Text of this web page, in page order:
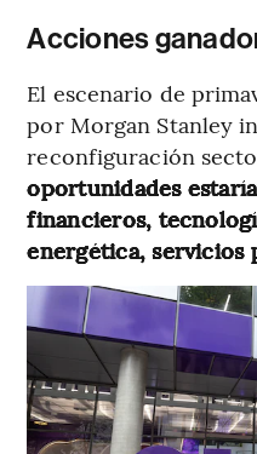
Acciones
El escenario de
por Morgan Stanley
reconfiguración
oportunidades
financieros,
energética, servicios